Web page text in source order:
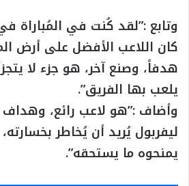
وتابع :”لقد كُنت في المُباراة
كان اللاعب الأفضل على أرض
هدفاً، وصنع آخر، هو جزء لا
يلعب بها الفريق”.
وأضاف :”هو لاعب رائع، وهداف
ليفربول يُريد أن يُخاطر
يمنحوه ما يستحقه”.